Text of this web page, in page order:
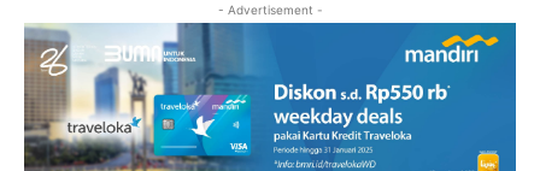
- Advertisement -